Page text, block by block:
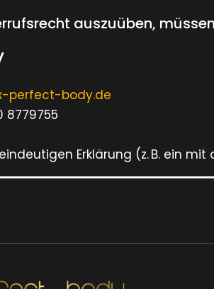
auszuüben,
perfect-body.de
8779755
Erklärung (z. B. ein